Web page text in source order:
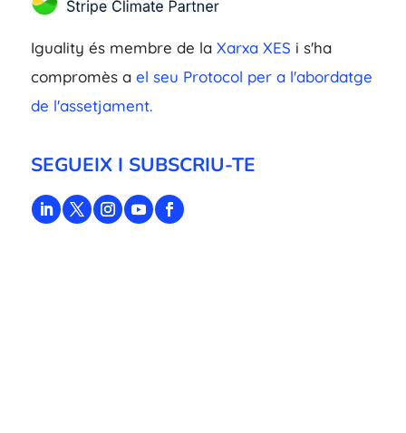
Iguality és membre de la Xarxa XES i s'ha
compromès a el seu Protocol per a l'abordatge
de l'assetjament.
SEGUEIX I SUBSCRIU-TE